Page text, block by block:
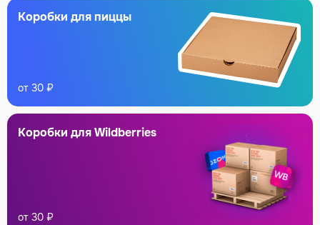
Коробки для пиццы
от 30 ₽
Коробки для Wildberries
от 30 ₽